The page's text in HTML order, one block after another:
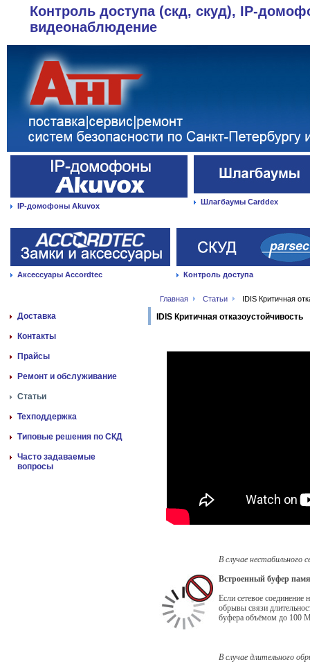
Контроль доступа (скд, скуд), IP-
видеонаблюдение
IP-домофоны Akuvox Шлагбаумы Carddex
Аксессуары Accordtec Контроль доступа
Главная Статьи IDIS Критичная
Доставка
Контакты
Прайсы
Ремонт и обслуживание
Статьи
Техподдержка
Типовые решения по СКД
Часто задаваемые
вопросы
IDIS Критичная отказоустойчивость
В случае нестабильного
Встроенный буфер
Если сетевое соединение
обрывы связи
буфера объёмом до 100
В случае длительного